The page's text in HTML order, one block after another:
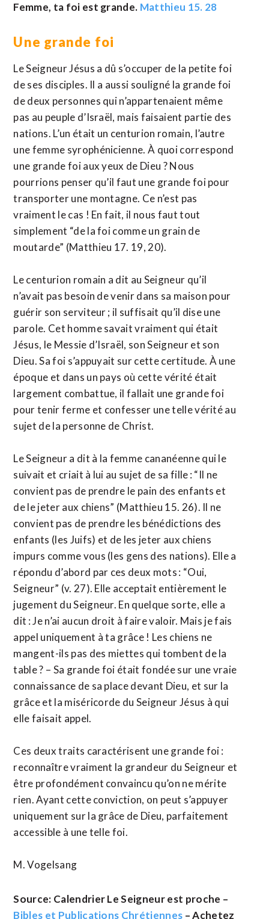
Femme, ta foi est grande. Matthieu 15. 28
Une grande foi
Le Seigneur Jésus a dû s’occuper de la petite foi
de ses disciples. Il a aussi souligné la grande foi
de deux personnes qui n’appartenaient même
pas au peuple d’Israël, mais faisaient partie des
nations. L’un était un centurion romain, l’autre
une femme syrophénicienne. À quoi correspond
une grande foi aux yeux de Dieu ? Nous
pourrions penser qu’il faut une grande foi pour
transporter une montagne. Ce n’est pas
vraiment le cas ! En fait, il nous faut tout
simplement “de la foi comme un grain de
moutarde” (Matthieu 17. 19, 20).
Le centurion romain a dit au Seigneur qu’il
n’avait pas besoin de venir dans sa maison pour
guérir son serviteur ; il suffisait qu’il dise une
parole. Cet homme savait vraiment qui était
Jésus, le Messie d’Israël, son Seigneur et son
Dieu. Sa foi s’appuyait sur cette certitude. À une
époque et dans un pays où cette vérité était
largement combattue, il fallait une grande foi
pour tenir ferme et confesser une telle vérité au
sujet de la personne de Christ.
Le Seigneur a dit à la femme cananéenne qui le
suivait et criait à lui au sujet de sa fille : “Il ne
convient pas de prendre le pain des enfants et
de le jeter aux chiens” (Matthieu 15. 26). Il ne
convient pas de prendre les bénédictions des
enfants (les Juifs) et de les jeter aux chiens
impurs comme vous (les gens des nations). Elle a
répondu d’abord par ces deux mots : “Oui,
Seigneur” (v. 27). Elle acceptait entièrement le
jugement du Seigneur. En quelque sorte, elle a
dit : Je n’ai aucun droit à faire valoir. Mais je fais
appel uniquement à ta grâce ! Les chiens ne
mangent-ils pas des miettes qui tombent de la
table ? – Sa grande foi était fondée sur une vraie
connaissance de sa place devant Dieu, et sur la
grâce et la miséricorde du Seigneur Jésus à qui
elle faisait appel.
Ces deux traits caractérisent une grande foi :
reconnaître vraiment la grandeur du Seigneur et
être profondément convaincu qu’on ne mérite
rien. Ayant cette conviction, on peut s’appuyer
uniquement sur la grâce de Dieu, parfaitement
accessible à une telle foi.
M. Vogelsang
Source: Calendrier Le Seigneur est proche –
Bibles et Publications Chrétiennes – Achetez